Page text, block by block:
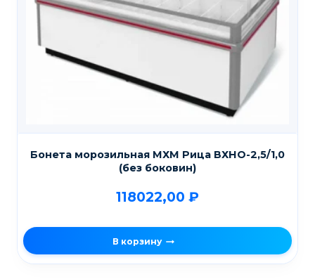
Бонета морозильная МХМ Рица ВХНО-2,5/1,0
(без боковин)
118022,00 ₽
В корзину